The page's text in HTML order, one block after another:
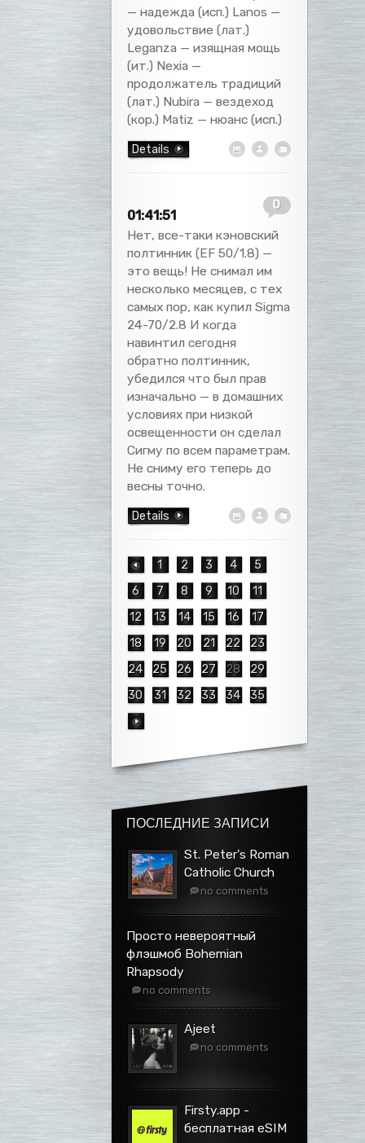
— надежда (исп.) Lanos —
удовольствие (лат.)
Leganza — изящная мощь
(ит.) Nexia —
продолжатель традиций
(лат.) Nubira — вездеход
(кор.) Matiz — нюанс (исп.)
Details
0
01:41:51
Нет, все-таки кэновский
полтинник (EF 50/1.8) —
это вещь! Не снимал им
несколько месяцев, с тех
самых пор, как купил Sigma
24-70/2.8 И когда
навинтил сегодня
обратно полтинник,
убедился что был прав
изначально — в домашних
условиях при низкой
освещенности он сделал
Сигму по всем параметрам.
Не сниму его теперь до
весны точно.
Details
1 2 3 4
5
6
7 8 9 10
11
12
13 14 15 16
17
18
19 20 21 22
23
24
25 26 27 28
29
30
31 32 33 34 35
ПОСЛЕДНИЕ ЗАПИСИ
St. Peter's Roman
Catholic Church
no comments
Просто невероятный
флэшмоб Bohemian
Rhapsody
no comments
Ajeet
no comments
Firsty.app -
бесплатная eSIM